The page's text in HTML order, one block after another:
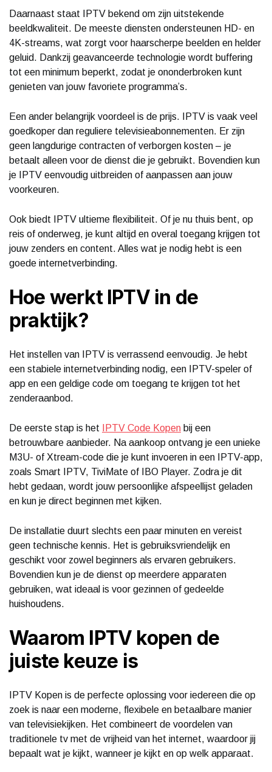
Daarnaast staat IPTV bekend om zijn uitstekende
beeldkwaliteit. De meeste diensten ondersteunen HD- en
4K-streams, wat zorgt voor haarscherpe beelden en helder
geluid. Dankzij geavanceerde technologie wordt buffering
tot een minimum beperkt, zodat je ononderbroken kunt
genieten van jouw favoriete programma’s.
Een ander belangrijk voordeel is de prijs. IPTV is vaak veel
goedkoper dan reguliere televisieabonnementen. Er zijn
geen langdurige contracten of verborgen kosten – je
betaalt alleen voor de dienst die je gebruikt. Bovendien kun
je IPTV eenvoudig uitbreiden of aanpassen aan jouw
voorkeuren.
Ook biedt IPTV ultieme flexibiliteit. Of je nu thuis bent, op
reis of onderweg, je kunt altijd en overal toegang krijgen tot
jouw zenders en content. Alles wat je nodig hebt is een
goede internetverbinding.
Hoe werkt IPTV in de
praktijk?
Het instellen van IPTV is verrassend eenvoudig. Je hebt
een stabiele internetverbinding nodig, een IPTV-speler of
app en een geldige code om toegang te krijgen tot het
zenderaanbod.
De eerste stap is het IPTV Code Kopen bij een
betrouwbare aanbieder. Na aankoop ontvang je een unieke
M3U- of Xtream-code die je kunt invoeren in een IPTV-app,
zoals Smart IPTV, TiviMate of IBO Player. Zodra je dit
hebt gedaan, wordt jouw persoonlijke afspeellijst geladen
en kun je direct beginnen met kijken.
De installatie duurt slechts een paar minuten en vereist
geen technische kennis. Het is gebruiksvriendelijk en
geschikt voor zowel beginners als ervaren gebruikers.
Bovendien kun je de dienst op meerdere apparaten
gebruiken, wat ideaal is voor gezinnen of gedeelde
huishoudens.
Waarom IPTV kopen de
juiste keuze is
IPTV Kopen is de perfecte oplossing voor iedereen die op
zoek is naar een moderne, flexibele en betaalbare manier
van televisiekijken. Het combineert de voordelen van
traditionele tv met de vrijheid van het internet, waardoor jij
bepaalt wat je kijkt, wanneer je kijkt en op welk apparaat.